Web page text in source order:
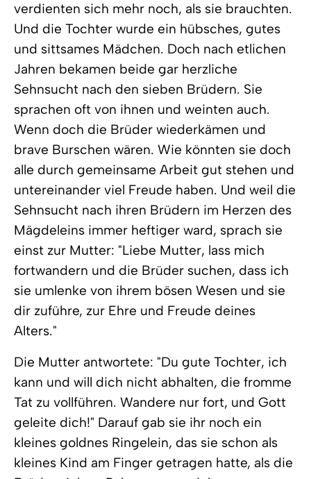
verdienten sich mehr noch, als sie brauchten.
Und die Tochter wurde ein hübsches, gutes
und sittsames Mädchen. Doch nach etlichen
Jahren bekamen beide gar herzliche
Sehnsucht nach den sieben Brüdern. Sie
sprachen oft von ihnen und weinten auch.
Wenn doch die Brüder wiederkämen und
brave Burschen wären. Wie könnten sie doch
alle durch gemeinsame Arbeit gut stehen und
untereinander viel Freude haben. Und weil die
Sehnsucht nach ihren Brüdern im Herzen des
Mägdeleins immer heftiger ward, sprach sie
einst zur Mutter: "Liebe Mutter, lass mich
fortwandern und die Brüder suchen, dass ich
sie umlenke von ihrem bösen Wesen und sie
dir zuführe, zur Ehre und Freude deines
Alters."
Die Mutter antwortete: "Du gute Tochter, ich
kann und will dich nicht abhalten, die fromme
Tat zu vollführen. Wandere nur fort, und Gott
geleite dich!" Darauf gab sie ihr noch ein
kleines goldnes Ringelein, das sie schon als
kleines Kind am Finger getragen hatte, als die